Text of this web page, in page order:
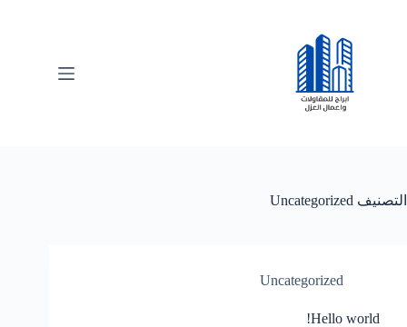
التصنيف
Uncategorized
Hello world!